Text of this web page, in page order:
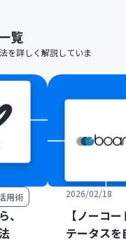
覧
を詳しく解説していま
用術
、
2026/02/18
【ノーコ
テータス